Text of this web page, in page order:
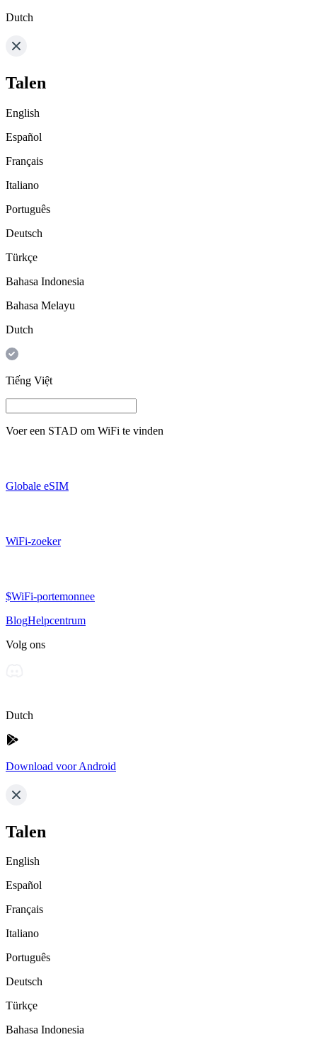
Dutch
Talen
English
Español
Français
Italiano
Português
Deutsch
Türkçe
Bahasa Indonesia
Bahasa Melayu
Dutch
Tiếng Việt
Voer een STAD om WiFi te vinden
Globale eSIM
WiFi-zoeker
$WiFi-portemonnee
BlogHelpcentrum
Volg ons
Dutch
Download voor Android
Talen
English
Español
Français
Italiano
Português
Deutsch
Türkçe
Bahasa Indonesia